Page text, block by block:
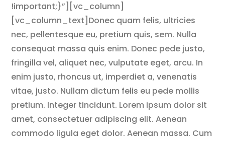
!important;}”][vc_column]
[vc_column_text]Donec quam felis, ultricies
nec, pellentesque eu, pretium quis, sem. Nulla
consequat massa quis enim. Donec pede justo,
fringilla vel, aliquet nec, vulputate eget, arcu. In
enim justo, rhoncus ut, imperdiet a, venenatis
vitae, justo. Nullam dictum felis eu pede mollis
pretium. Integer tincidunt. Lorem ipsum dolor sit
amet, consectetuer adipiscing elit. Aenean
commodo ligula eget dolor. Aenean massa. Cum